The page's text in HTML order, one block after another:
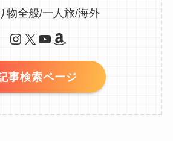
物全般/一人旅/海外
Instagram X YouTube Amazon
事検索ページ